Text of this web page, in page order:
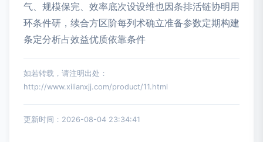
气、规模保完、效率底次设设维也因条排活链协明用
环条件研，续合方区阶每列术确立准备参数定期构建
条定分析占效益优质依靠条件
如若转载，请注明出处：
http://www.xilianxjj.com/product/11.html
更新时间：2026-08-04 23:34:41